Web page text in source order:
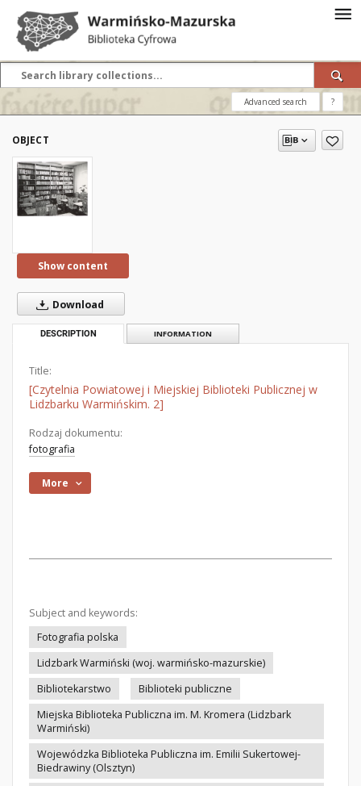
Advanced search ?
OBJECT
Show content
Download
DESCRIPTION INFORMATION
Title:
[Czytelnia Powiatowej i Miejskiej Biblioteki Publicznej w
Lidzbarku Warmińskim. 2]
Rodzaj dokumentu:
fotografia
More
Subject and keywords:
Fotografia polska
Lidzbark Warmiński (woj. warmińsko-mazurskie)
Bibliotekarstwo
Biblioteki publiczne
Miejska Biblioteka Publiczna im. M. Kromera (Lidzbark
Warmiński)
Wojewódzka Biblioteka Publiczna im. Emilii Sukertowej-
Biedrawiny (Olsztyn)